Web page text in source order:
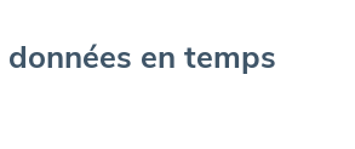
en temps